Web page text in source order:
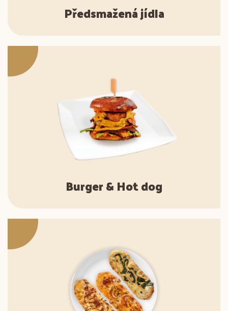
Předsmažená jídla
Burger & Hot dog